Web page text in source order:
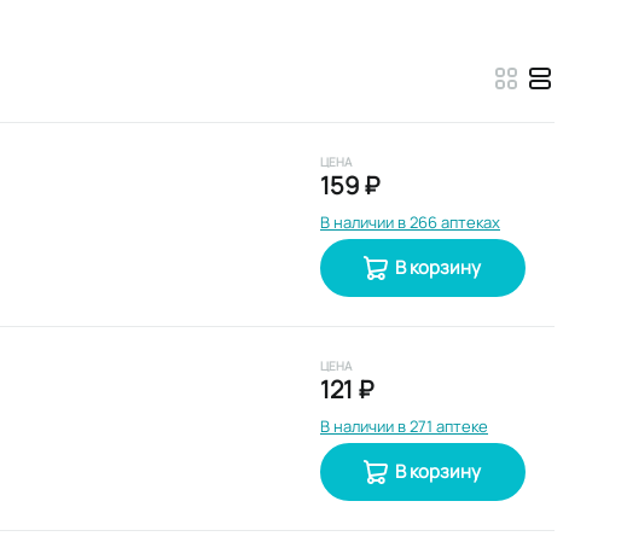
ЦЕНА
159 ₽
В наличии в 266 аптеках
В корзину
ЦЕНА
121 ₽
В наличии в 271 аптеке
В корзину